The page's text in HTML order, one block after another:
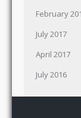
February
July 2017
April 2017
July 2016